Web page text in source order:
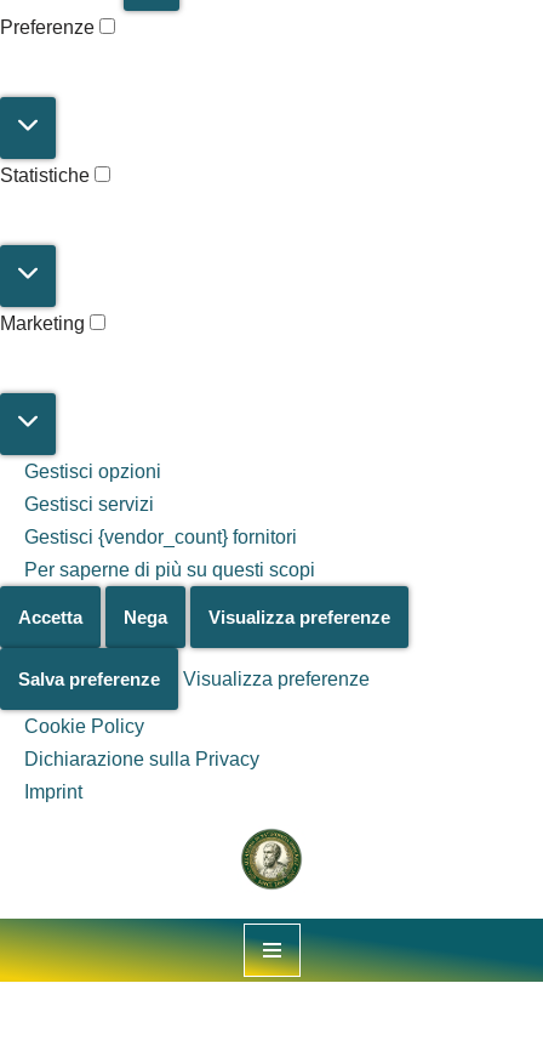
Preferenze
Statistiche
Marketing
Gestisci opzioni
Gestisci servizi
Gestisci {vendor_count} fornitori
Per saperne di più su questi scopi
Accetta Nega Visualizza preferenze
Salva preferenze Visualizza preferenze
Cookie Policy
Dichiarazione sulla Privacy
Imprint
Salta al
contenuto